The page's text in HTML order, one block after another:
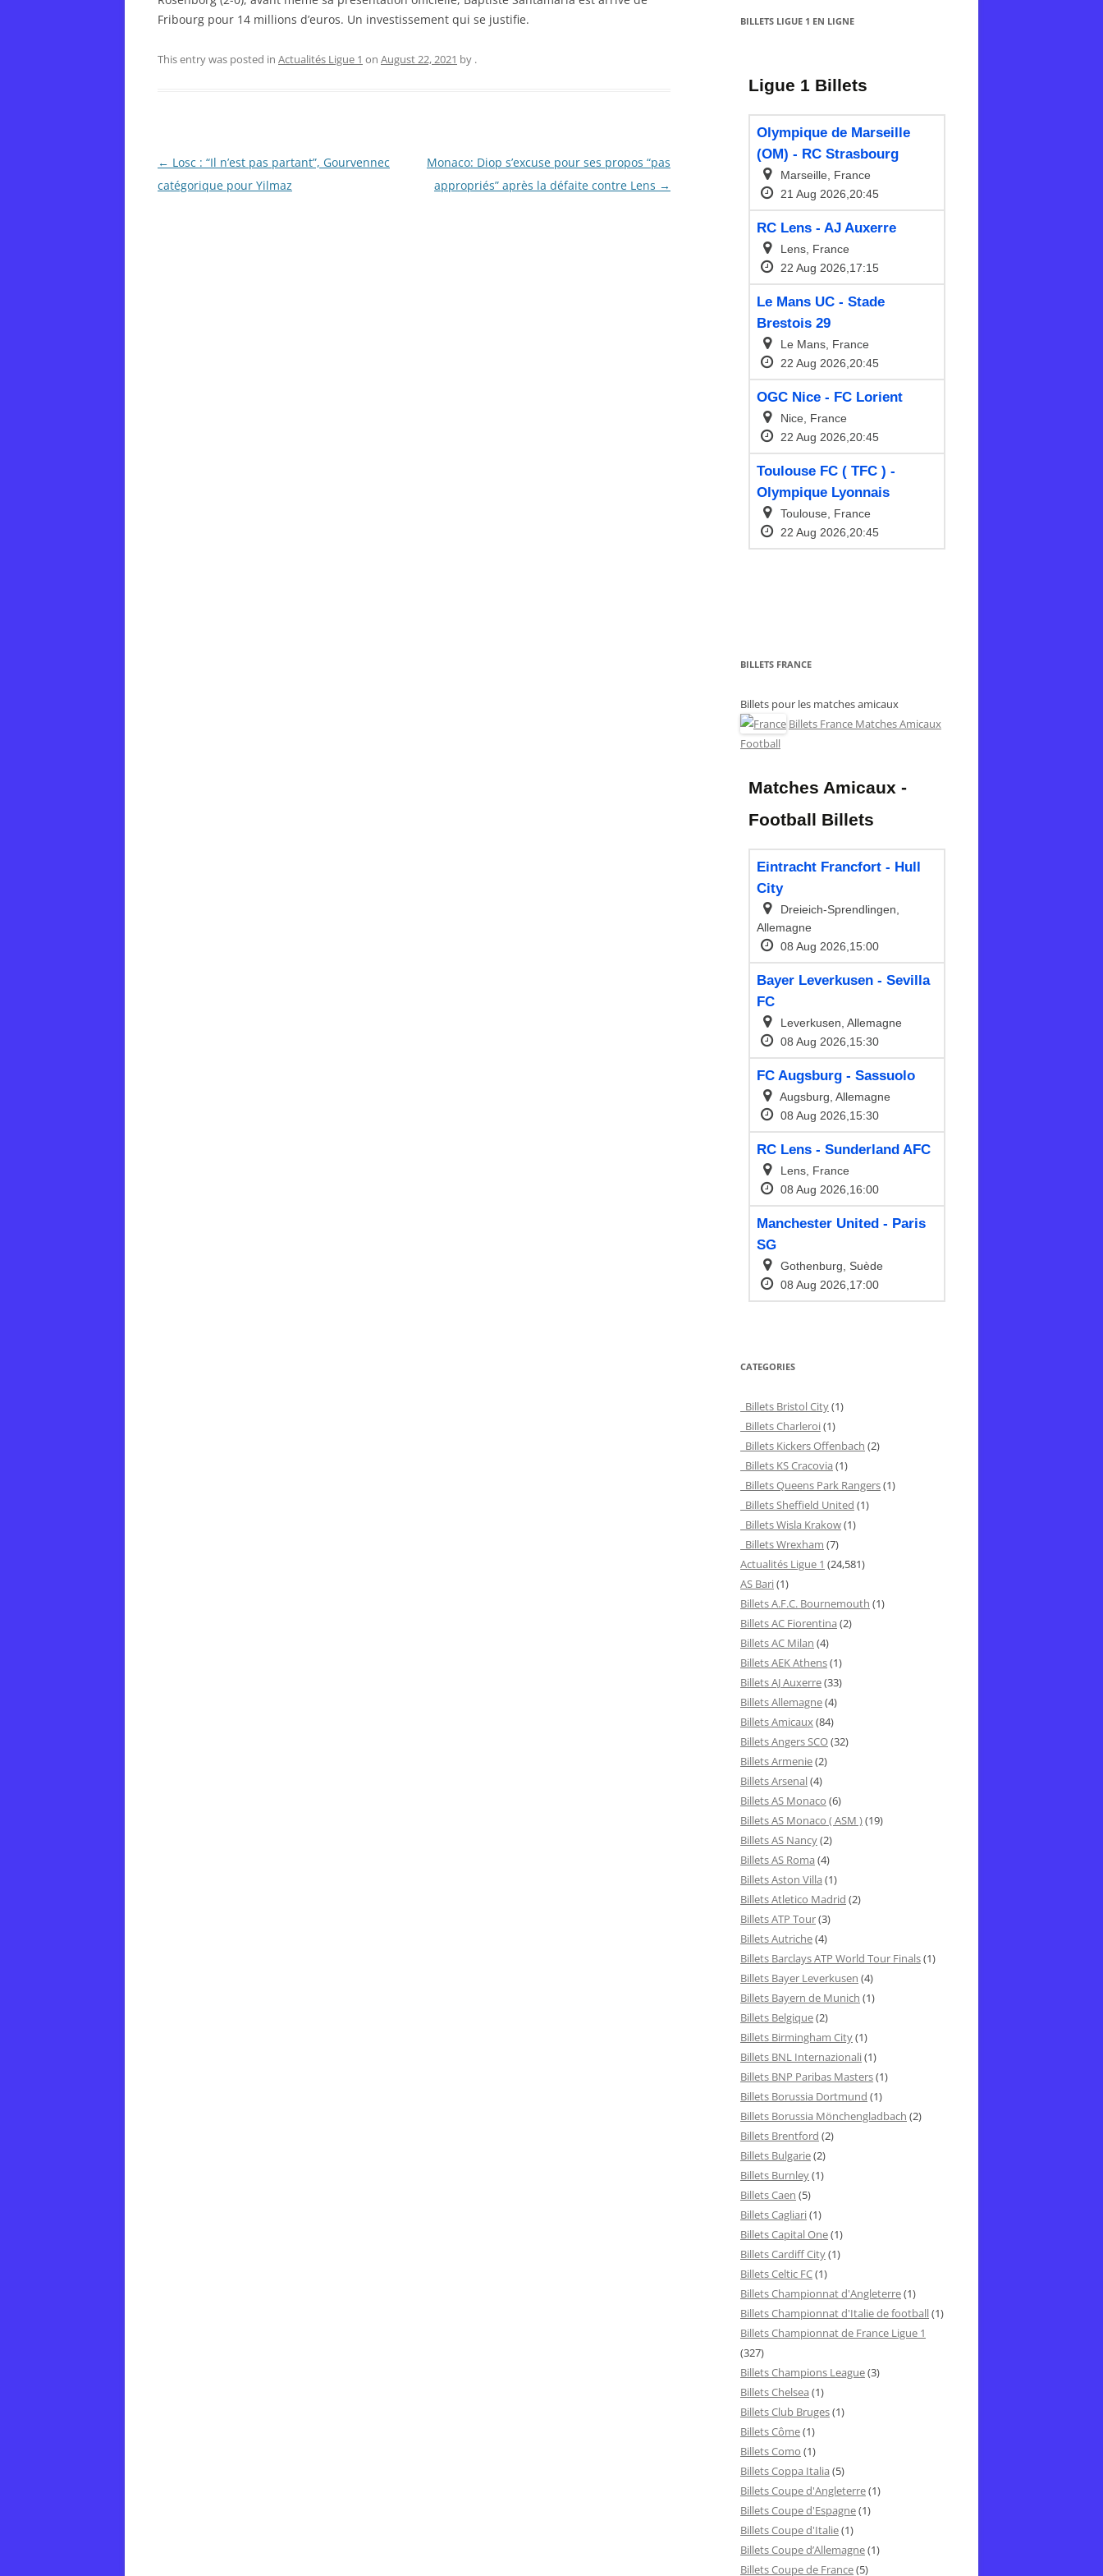
Fribourg pour 14 millions d’euros. Un investissement qui se justifie.
This entry was posted in Actualités Ligue 1 on August 22, 2021 by .
Post
navigation
← Losc : “Il n’est pas partant”, Gourvennec
catégorique pour Yilmaz
Monaco: Diop s’excuse pour ses propos “pas
appropriés” après la défaite contre Lens →
BILLETS LIGUE 1 EN LIGNE
BILLETS FRANCE
Billets pour les matches amicaux
Billets France Matches Amicaux
Football
CATEGORIES
Billets Bristol City(1)
Billets Charleroi(1)
Billets Kickers Offenbach (2)
Billets KS Cracovia (1)
Billets Queens Park Rangers(1)
Billets Sheffield United (1)
Billets Wisla Krakow(1)
Billets Wrexham (7)
Actualités Ligue 1 (24,581)
AS Bari(1)
Billets A.F.C. Bournemouth (1)
Billets AC Fiorentina (2)
Billets AC Milan (4)
Billets AEK Athens(1)
Billets AJ Auxerre(33)
Billets Allemagne(4)
Billets Amicaux(84)
Billets Angers SCO(32)
Billets Armenie(2)
Billets Arsenal(4)
Billets AS Monaco (6)
Billets AS Monaco ( ASM )(19)
Billets AS Nancy(2)
Billets AS Roma (4)
Billets Aston Villa (1)
Billets Atletico Madrid (2)
Billets ATP Tour(3)
Billets Autriche(4)
Billets Barclays ATP World Tour Finals(1)
Billets Bayer Leverkusen (4)
Billets Bayern de Munich (1)
Billets Belgique(2)
Billets Birmingham City(1)
Billets BNL Internazionali(1)
Billets BNP Paribas Masters(1)
Billets Borussia Dortmund (1)
Billets Borussia Mönchengladbach (2)
Billets Brentford (2)
Billets Bulgarie(2)
Billets Burnley(1)
Billets Caen (5)
Billets Cagliari(1)
Billets Capital One(1)
Billets Cardiff City(1)
Billets Celtic FC(1)
Billets Championnat d'Angleterre(1)
Billets Championnat d'Italie de football(1)
Billets Championnat de France Ligue 1
(327)
Billets Champions League(3)
Billets Chelsea (1)
Billets Club Bruges(1)
Billets Côme(1)
Billets Como (1)
Billets Coppa Italia (5)
Billets Coupe d'Angleterre(1)
Billets Coupe d'Espagne(1)
Billets Coupe d'Italie(1)
Billets Coupe d’Allemagne(1)
Billets Coupe de France(5)